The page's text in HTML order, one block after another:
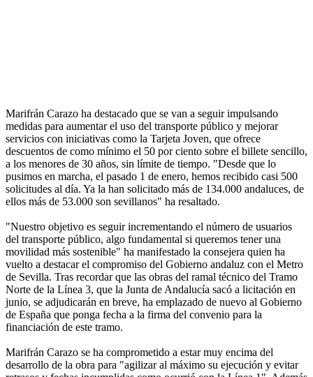
Marifrán Carazo ha destacado que se van a seguir impulsando
medidas para aumentar el uso del transporte público y mejorar
servicios con iniciativas como la Tarjeta Joven, que ofrece
descuentos de como mínimo el 50 por ciento sobre el billete sencillo,
a los menores de 30 años, sin límite de tiempo. "Desde que lo
pusimos en marcha, el pasado 1 de enero, hemos recibido casi 500
solicitudes al día. Ya la han solicitado más de 134.000 andaluces, de
ellos más de 53.000 son sevillanos" ha resaltado.
"Nuestro objetivo es seguir incrementando el número de usuarios
del transporte público, algo fundamental si queremos tener una
movilidad más sostenible" ha manifestado la consejera quien ha
vuelto a destacar el compromiso del Gobierno andaluz con el Metro
de Sevilla. Tras recordar que las obras del ramal técnico del Tramo
Norte de la Línea 3, que la Junta de Andalucía sacó a licitación en
junio, se adjudicarán en breve, ha emplazado de nuevo al Gobierno
de España que ponga fecha a la firma del convenio para la
financiación de este tramo.
Marifrán Carazo se ha comprometido a estar muy encima del
desarrollo de la obra para "agilizar al máximo su ejecución y evitar